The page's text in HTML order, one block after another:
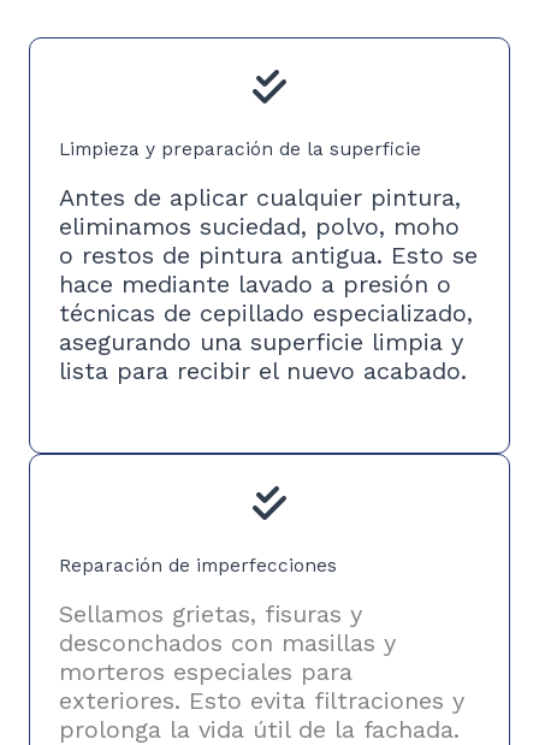
Limpieza y preparación de la superficie
Antes de aplicar cualquier pintura,
eliminamos suciedad, polvo, moho
o restos de pintura antigua. Esto se
hace mediante lavado a presión o
técnicas de cepillado especializado,
asegurando una superficie limpia y
lista para recibir el nuevo acabado.
Reparación de imperfecciones
Sellamos grietas, fisuras y
desconchados con masillas y
morteros especiales para
exteriores. Esto evita filtraciones y
prolonga la vida útil de la fachada.